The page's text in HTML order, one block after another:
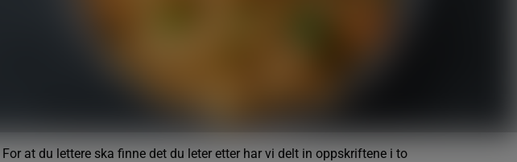
For at du lettere ska finne det du leter etter har vi delt in oppskriftene i to